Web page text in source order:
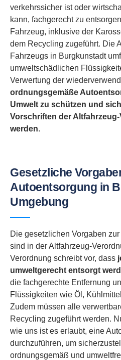
verkehrssicher ist oder
kann, fachgerecht zu
Fahrzeug, inklusive der
dem Recycling zugeführt. Die
Fahrzeugs in Burgkunstadt
umweltschädlichen
Verwertung der
ordnungsgemäße
Umwelt zu schützen und
Vorschriften der
werden.
Gesetzliche
Autoentsorgung in
Umgebung
Die gesetzlichen Vorgaben
sind in der Altfahrzeug-
Verordnung schreibt vor, dass
umweltgerecht entsorgt
die fachgerechte Entfernung
Flüssigkeiten wie Öl,
Zudem müssen alle
Recycling zugeführt werden.
wie uns ist es erlaubt, eine
durchzuführen, um
ordnungsgemäß und